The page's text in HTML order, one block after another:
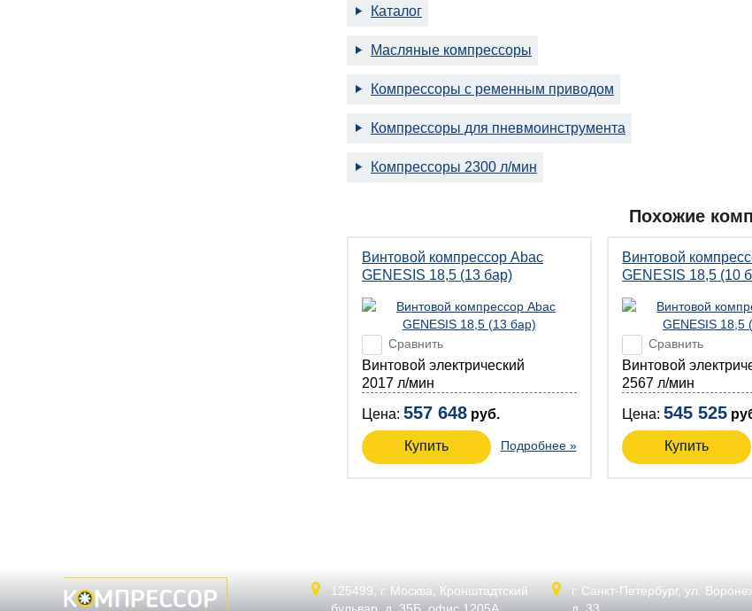
Каталог
Масляные компрессоры
Компрессоры с ременным приводом
Компрессоры для пневмоинструмента
Компрессоры 2300 л/мин
Похожие
Винтовой компрессор Abac
GENESIS 18,5 (13 бар)
Сравнить
Винтовой электрический
2017 л/мин
Цена: 557 648 руб.
Купить Подробнее »
Винтовой
GENESIS 18,5 (10
Сравнить
Винтовой
2567 л/мин
Цена:545 525
Купить
125499, г. Москва,
Кронштадтский
г. Санкт-Петербург, ул.